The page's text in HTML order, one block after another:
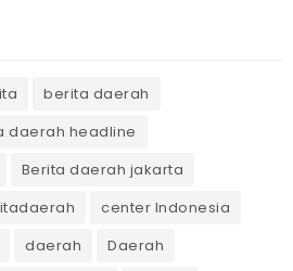
berita daerah
daerah headline
Berita daerah jakarta
center Indonesia
daerah
Daerah